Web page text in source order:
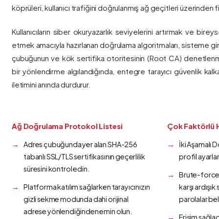
köprüleri, kullanıcı trafiğini doğrulanmış ağ geçitleri üzerinden
Kullanıcıların siber okuryazarlık seviyelerini artırmak ve
etmek amacıyla hazırlanan doğrulama algoritmaları, sisteme
çubuğunun ve kök sertifika otoritesinin (Root CA)
bir yönlendirme algılandığında, entegre tarayıcı güvenlik
iletimini anında durdurur.
Ağ Doğrulama Protokol Listesi
Adres çubuğunda yer alan SHA-256
tabanlı SSL/TLS sertifikasının geçerlilik
süresini kontrol edin.
Platforma katılım sağlarken tarayıcınızın
gizli sekme modunda dahi orijinal
adrese yönlendiğinden emin olun.
Çok Faktörlü
İki Aşamalı
profil
Brute-force
karşı
parolalar
Erişim